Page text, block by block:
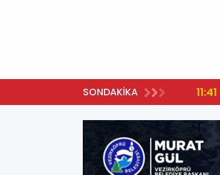
SONDAKİKA 11:41